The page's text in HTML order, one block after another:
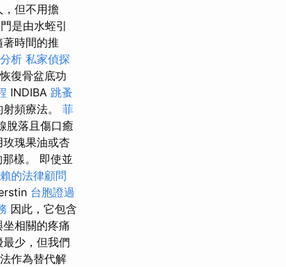
，但不用擔
是由水蛭引
時間的推
析 私家偵探
復骨盆底功
INDIBA 跳蚤
頻療法。 菲
脫落且傷口癒
瑰果油或杏
樣。 即使並
的法律顧問
台胞證過
因此，它包含
坐相關的疼痛
少，但我們
作為替代解